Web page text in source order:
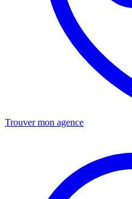
Trouver mon agence